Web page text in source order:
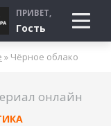
ПРИВЕТ,
Гость
» Чёрное облако
онлайн